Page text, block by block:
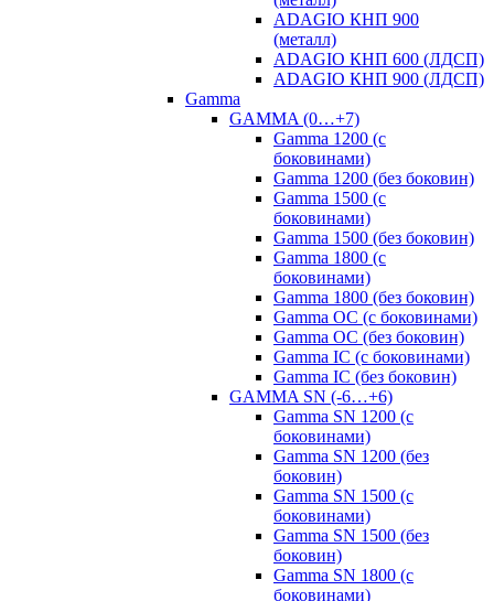
ADAGIO КНП 900
(металл)
ADAGIO КНП 600 (ЛДСП)
ADAGIO КНП 900 (ЛДСП)
Gamma
GAMMA (0…+7)
Gamma 1200 (с
боковинами)
Gamma 1200 (без боковин)
Gamma 1500 (с
боковинами)
Gamma 1500 (без боковин)
Gamma 1800 (с
боковинами)
Gamma 1800 (без боковин)
Gamma OC (с боковинами)
Gamma OC (без боковин)
Gamma IC (с боковинами)
Gamma IC (без боковин)
GAMMA SN (-6…+6)
Gamma SN 1200 (с
боковинами)
Gamma SN 1200 (без
боковин)
Gamma SN 1500 (с
боковинами)
Gamma SN 1500 (без
боковин)
Gamma SN 1800 (с
боковинами)